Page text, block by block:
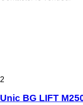
2
Unic BG LIFT